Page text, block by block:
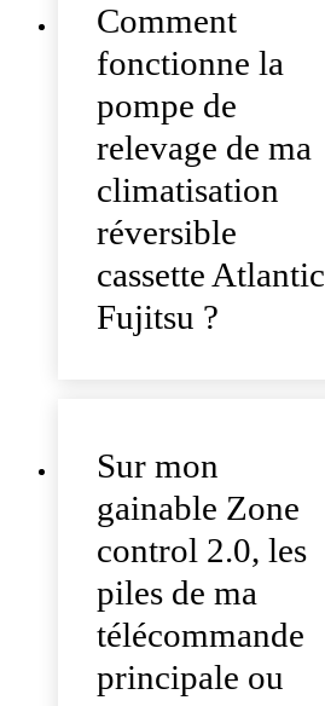
Comment
fonctionne la
pompe de
relevage de ma
climatisation
réversible
cassette Atlantic
Fujitsu ?
Sur mon
gainable Zone
control 2.0, les
piles de ma
télécommande
principale ou